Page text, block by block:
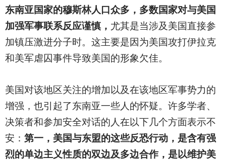
东南亚国家的穆斯林人口众多，多数国家对与美国
加强军事联系反应谨慎， 尤其是当涉及美国直接参
加镇压激进分子时。这主要是因为美国攻打伊拉克
和美军虐囚事件导致美国的形象欠佳。
美国对该地区关注的增加以及在该地区军事势力的
增强，也引起了东南亚一些人的怀疑。许多学者、
决策者和参加安全对话的人在以下几个方面表示不
安： 第一，美国与东盟的这些反恐行动，是含有强
烈的单边主义性质的双边及多边合作，是以维护美